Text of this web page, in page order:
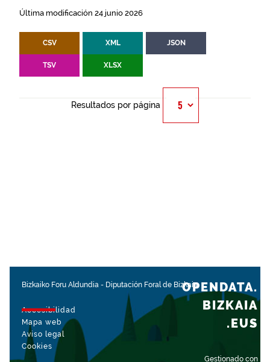
Última modificación 24 junio 2026
CSV XML JSON
TSV XLSX
Resultados por página
Bizkaiko Foru Aldundia - Diputación Foral de Bizkaia
Accesibilidad
Mapa web
Aviso legal
Cookies
Gestionado con
OPENDATA.
BIZKAIA
.EUS